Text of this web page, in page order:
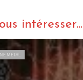
intéresser...
METAL